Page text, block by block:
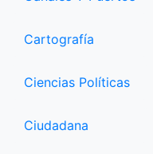
Cartografía
Ciencias Políticas
Ciudadana